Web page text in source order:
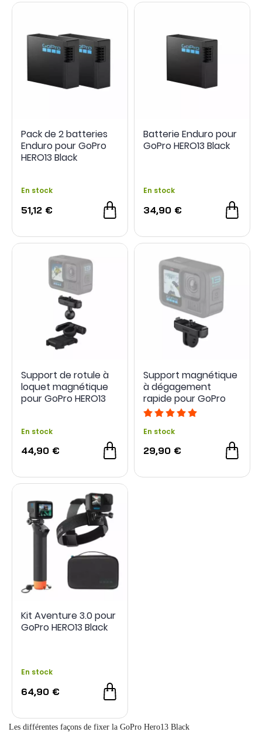
Pack de 2 batteries
Enduro pour GoPro
HERO13 Black
En stock
51,12 €
Batterie Enduro pour
GoPro HERO13 Black
En stock
34,90 €
Support de rotule à
loquet magnétique
pour GoPro HERO13
En stock
44,90 €
Support magnétique
à dégagement
rapide pour GoPro
Hero13 Black
En stock
29,90 €
Kit Aventure 3.0 pour
GoPro HERO13 Black
En stock
64,90 €
Les différentes façons de fixer la GoPro Hero13 Black